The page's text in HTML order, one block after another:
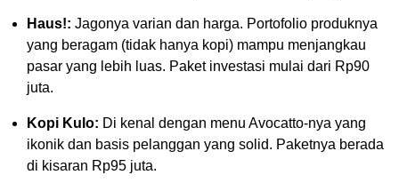
Haus!: Jagonya varian dan harga. Portofolio produknya
yang beragam (tidak hanya kopi) mampu menjangkau
pasar yang lebih luas. Paket investasi mulai dari Rp90
juta.
Kopi Kulo: Di kenal dengan menu Avocatto-nya yang
ikonik dan basis pelanggan yang solid. Paketnya berada
di kisaran Rp95 juta.